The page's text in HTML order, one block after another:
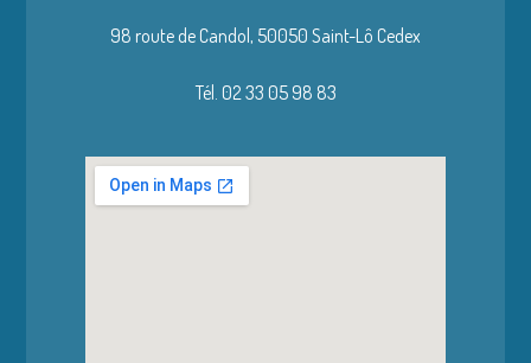
98 route de Candol, 50050 Saint-Lô Cedex
Tél. 02 33 05 98 83